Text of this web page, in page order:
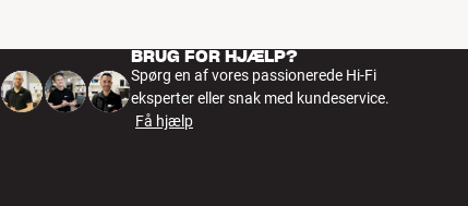
BRUG FOR HJÆLP?
Spørg en af vores passionerede Hi-Fi
eksperter eller snak med kundeservice.
Få hjælp